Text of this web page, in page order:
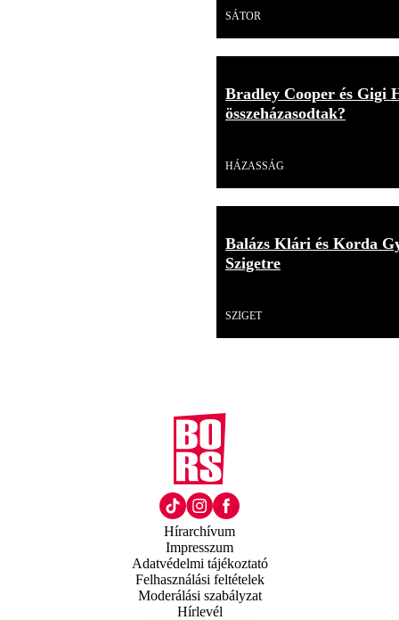
SÁTOR
Bradley Cooper és Gigi
összeházasodtak?
HÁZASSÁG
Balázs Klári és Korda
Szigetre
SZIGET
Hírarchívum
Impresszum
Adatvédelmi tájékoztató
Felhasználási feltételek
Moderálási szabályzat
Hírlevél